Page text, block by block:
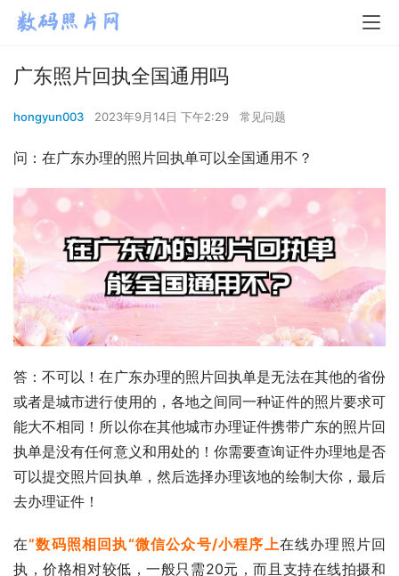
广东照片回执全国通用吗
hongyun003 2023年9月14日 下午2:29 常见问题
问：在广东办理的照片回执单可以全国通用不？
答：不可以！在广东办理的照片回执单是无法在其他的省份
或者是城市进行使用的，各地之间同一种证件的照片要求可
能大不相同！所以你在其他城市办理证件携带广东的照片回
执单是没有任何意义和用处的！你需要查询证件办理地是否
可以提交照片回执单，然后选择办理该地的绘制大你，最后
去办理证件！
在”数码照相回执“微信公众号/小程序上在线办理照片回
执，价格相对较低，一般只需20元，而且支持在线拍摄和